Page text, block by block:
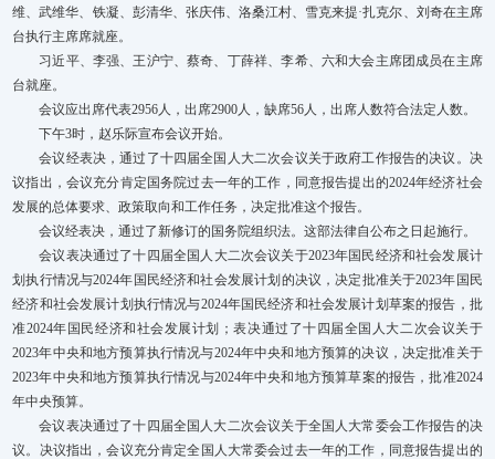
维、武维华、铁凝、彭清华、张庆伟、洛桑江村、雪克来提·扎克尔、刘奇在主席
台执行主席席就座。
习近平、李强、王沪宁、蔡奇、丁薛祥、李希、六和大会主席团成员在主席
台就座。
会议应出席代表2956人，出席2900人，缺席56人，出席人数符合法定人数。
下午3时，赵乐际宣布会议开始。
会议经表决，通过了十四届全国人大二次会议关于政府工作报告的决议。决
议指出，会议充分肯定国务院过去一年的工作，同意报告提出的2024年经济社会
发展的总体要求、政策取向和工作任务，决定批准这个报告。
会议经表决，通过了新修订的国务院组织法。这部法律自公布之日起施行。
会议表决通过了十四届全国人大二次会议关于2023年国民经济和社会发展计
划执行情况与2024年国民经济和社会发展计划的决议，决定批准关于2023年国民
经济和社会发展计划执行情况与2024年国民经济和社会发展计划草案的报告，批
准2024年国民经济和社会发展计划；表决通过了十四届全国人大二次会议关于
2023年中央和地方预算执行情况与2024年中央和地方预算的决议，决定批准关于
2023年中央和地方预算执行情况与2024年中央和地方预算草案的报告，批准2024
年中央预算。
会议表决通过了十四届全国人大二次会议关于全国人大常委会工作报告的决
议。决议指出，会议充分肯定全国人大常委会过去一年的工作，同意报告提出的